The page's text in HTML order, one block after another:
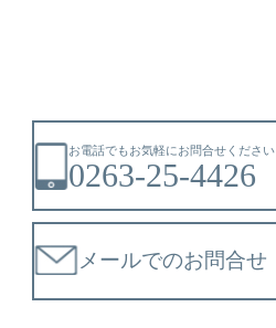
お電話でもお気軽にお問合せください
0263-25-4426
メールでのお問合せ